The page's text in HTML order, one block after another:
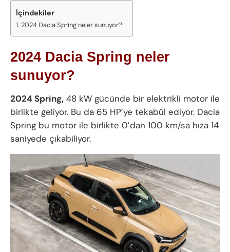
İçindekiler
2024 Dacia Spring neler sunuyor?
2024 Dacia Spring neler
sunuyor?
2024 Spring, 48 kW gücünde bir elektrikli motor ile
birlikte geliyor. Bu da 65 HP’ye tekabül ediyor. Dacia
Spring bu motor ile birlikte 0’dan 100 km/sa hıza 14
saniyede çıkabiliyor.